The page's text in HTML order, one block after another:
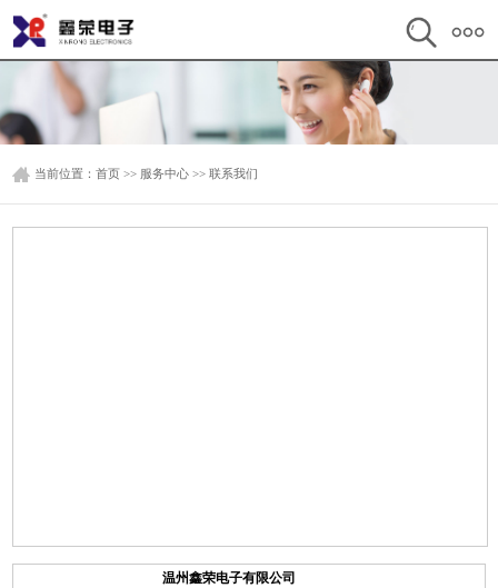
当前位置： 首页 >> 服务中心>> 联系我们
温州鑫荣电子有限公司